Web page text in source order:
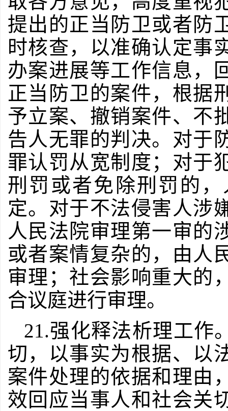
提出的正当防卫或者防
时核查，以准确认定事
办案进展等工作信息，
正当防卫的案件，根据
予立案、撤销案件、不
告人无罪的判决。对于
罪认罚从宽制度；对于
刑罚或者免除刑罚的
定。对于不法侵害人涉
人民法院审理第一审的
或者案情复杂的，由人
审理；社会影响重大的
合议庭进行审理。
21.强化释法析理工作
切，以事实为根据、以
案件处理的依据和理由
效回应当事人和社会关